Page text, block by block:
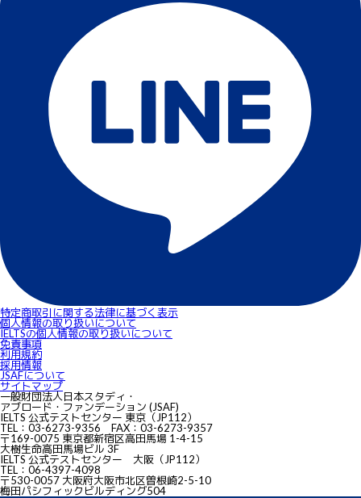
特定商取引に関する法律に基づく表示
個人情報の取り扱いについて
IELTSの個⼈情報の取り扱いについて
免責事項
利用規約
採用情報
JSAFについて
サイトマップ
一般財団法人日本スタディ・
アブロード・ファンデーション (JSAF)
IELTS 公式テストセンター 東京（JP112）
TEL：03-6273-9356 FAX：03-6273-9357
〒169-0075 東京都新宿区高田馬場 1-4-15
大樹生命高田馬場ビル 3F
IELTS 公式テストセンター 大阪（JP112）
TEL：06-4397-4098
〒530-0057 大阪府大阪市北区曽根崎2-5-10
梅田パシフィックビルディング504